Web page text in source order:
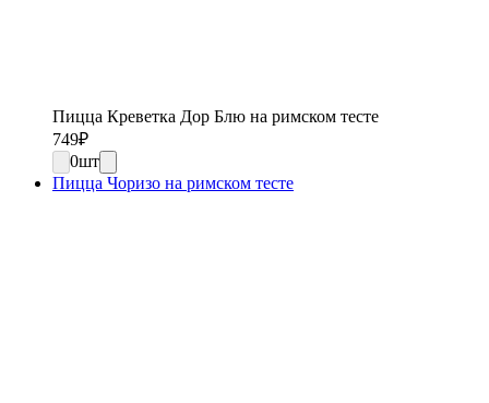
Пицца Креветка Дор Блю на римском тесте
749₽
0шт
Пицца Чоризо на римском тесте